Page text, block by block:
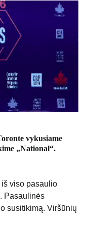
vykusiame
„National“.
viso pasaulio
Pasaulinės
susitikimą. Viršūnių